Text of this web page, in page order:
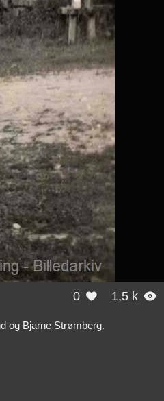
0  1,5 k 
og Bjarne Strømberg.